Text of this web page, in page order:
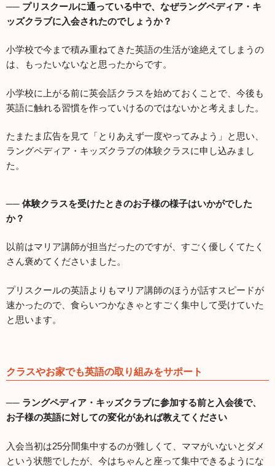
── プリスクールに通っている中で、なぜラングペディア・キ
ッズクラブに入会されたのでしょうか？
小学校で今まで積み重ねてきた英語の生活が途絶えてしまうの
は、もったいないなと思ったからです。
小学校に上がる前に英会話クラスを始めておくことで、今後も
英語に触れる習慣を作っていけるのではないかと考えました。
たまたま広告を見て「とりあえず一度やってみよう」と思い、
ラングペディア・キッズクラブの体験クラスに申し込みまし
た。
── 体験クラスを受けたときのお子様の様子はいかがでした
か？
以前はマリア講師が担当だったのですが、すごく優しくてたく
さん褒めてくださいました。
プリスクールの英語よりもマリア講師のほうが話すスピードが
速かったので、食らいつかなきゃとすごく集中して受けていた
と思います。
クラスやお家でも英語の取り組みをサポート
── ラングペディア・キッズクラブに参加する前と入会後で、
お子様の英語に対しての変化があれば教えてください
入会当初は25分間集中するのが難しくて、ママがいないとダメ
という状態でしたが、今はちゃんと座って集中できるようにな